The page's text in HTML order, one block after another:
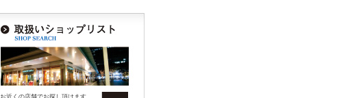
お近くの店舗でお探し頂けます。